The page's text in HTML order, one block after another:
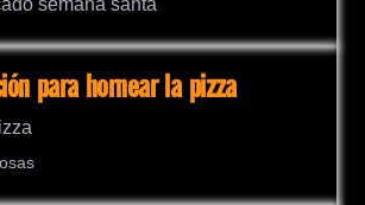
para hornear la pizza